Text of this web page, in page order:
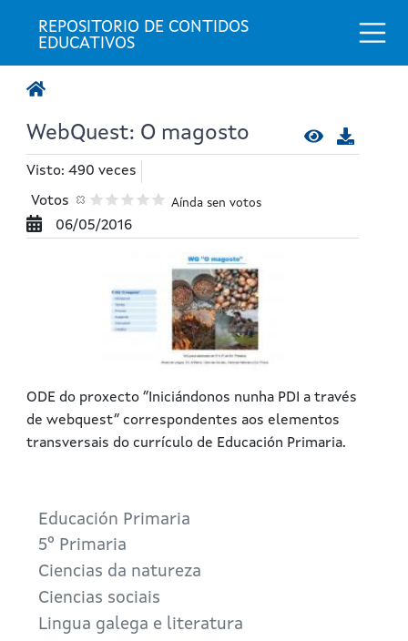
REPOSITORIO DE CONTIDOS
EDUCATIVOS
WebQuest: O magosto
Visto: 490 veces
Votos Aínda sen votos
06/05/2016
ODE do proxecto ”Iniciándonos nunha PDI a través
de webquest” correspondentes aos elementos
transversais do currículo de Educación Primaria.
Educación Primaria
5º Primaria
Ciencias da natureza
Ciencias sociais
Lingua galega e literatura